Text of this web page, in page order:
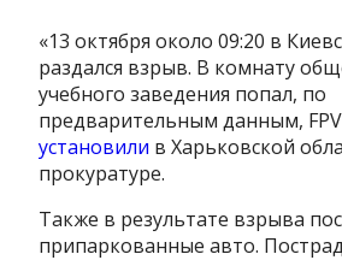
«13 октября около 09:20 в
раздался взрыв. В комнату
учебного заведения попал, по
предварительным данным,
установили в Харьковской
прокуратуре.
Также в результате взрыва
припаркованные авто.